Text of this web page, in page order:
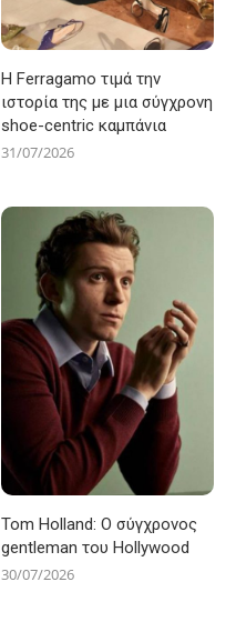
Η Ferragamo τιμά την
ιστορία της με μια σύγχρονη
shoe-centric καμπάνια
31/07/2026
Tom Holland: Ο σύγχρονος
gentleman του Hollywood
30/07/2026